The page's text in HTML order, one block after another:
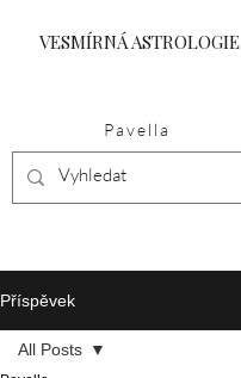
VESMÍRNÁ ASTROLOGIE
Pavella
Příspěvek
All Posts